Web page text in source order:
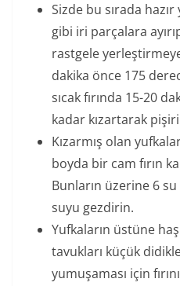
Sizde bu sırada
gibi iri parçalara
rastgele
dakika önce 175
sıcak fırında 15-20
kadar kızartarak
Kızarmış olan
boyda bir cam fırın
Bunların üzerine 6 su
suyu gezdirin.
Yufkaların üstüne
tavukları küçük
yumuşaması için